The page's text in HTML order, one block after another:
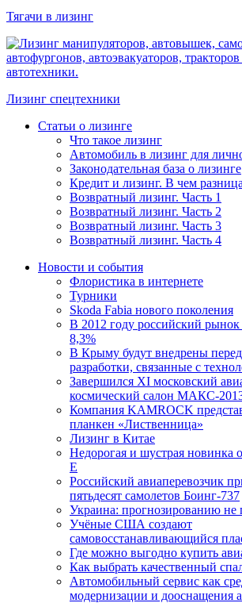
Тягачи в лизинг
Лизинг спецтехники
Статьи о лизинге
Что такое лизинг
Автомобиль в лизинг для
Законодательная база о лизинге
Кредит и лизинг. В чем
Возвратный лизинг. Часть 1
Возвратный лизинг. Часть 2
Возвратный лизинг. Часть 3
Возвратный лизинг. Часть 4
Новости и события
Флористика в интернете
Турники
Skoda Fabia нового поколения
В 2012 году российский рынок
8,3%
В Крыму будут внедрены
разработки, связанные с
Завершился XI московский
космический салон МАКС-
Компания KAMROCK
планкен «Лиственница»
Лизинг в Китае
Недорогая и шустрая новинка
E
Российский авиаперевозчик
пятьдесят самолетов Боинг-737
Украина: прогнозированию не
Учёные США создают
самовосстанавливающийся
Где можно выгодно купить
Как выбрать качественный
Автомобильный сервис как
модернизации и дооснащения